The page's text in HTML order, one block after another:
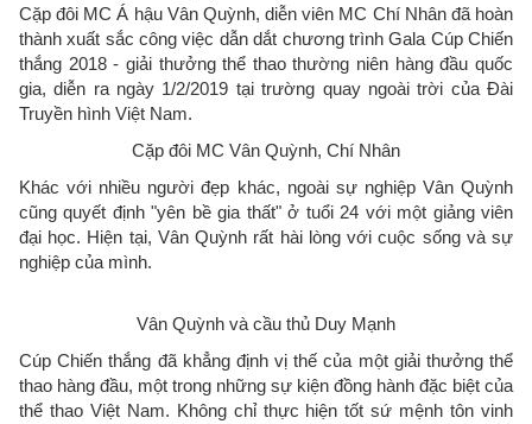
Cặp đôi MC Á hậu Vân Quỳnh, diễn viên MC Chí Nhân đã hoàn
thành xuất sắc công việc dẫn dắt chương trình Gala Cúp Chiến
thắng 2018 - giải thưởng thể thao thường niên hàng đầu quốc
gia, diễn ra ngày 1/2/2019 tại trường quay ngoài trời của Đài
Truyền hình Việt Nam.
Cặp đôi MC Vân Quỳnh, Chí Nhân
Khác với nhiều người đẹp khác, ngoài sự nghiệp Vân Quỳnh
cũng quyết định "yên bề gia thất" ở tuổi 24 với một giảng viên
đại học. Hiện tại, Vân Quỳnh rất hài lòng với cuộc sống và sự
nghiệp của mình.
Vân Quỳnh và cầu thủ Duy Mạnh
Cúp Chiến thắng đã khẳng định vị thế của một giải thưởng thể
thao hàng đầu, một trong những sự kiện đồng hành đặc biệt của
thể thao Việt Nam. Không chỉ thực hiện tốt sứ mệnh tôn vinh